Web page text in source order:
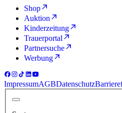
Shop
Auktion
Kinderzeitung
Trauerportal
Partnersuche
Werbung
ImpressumAGBDatenschutz